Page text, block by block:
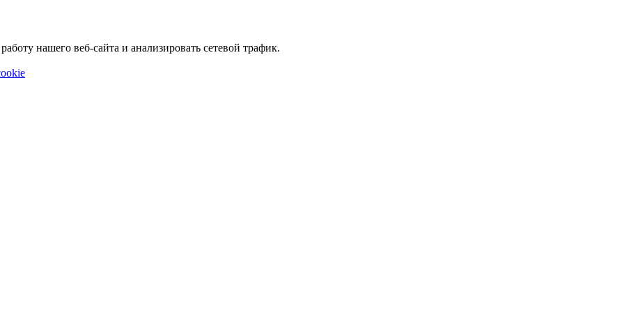
нашего веб-сайта и анализировать сетевой трафик.